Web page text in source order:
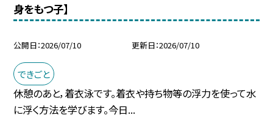
身をもつ子】
公開日 2026/07/10 更新日 2026/07/10
できごと
休憩のあと，着衣泳です。着衣や持ち物等の浮力を使って水
に浮く方法を学びます。今日...